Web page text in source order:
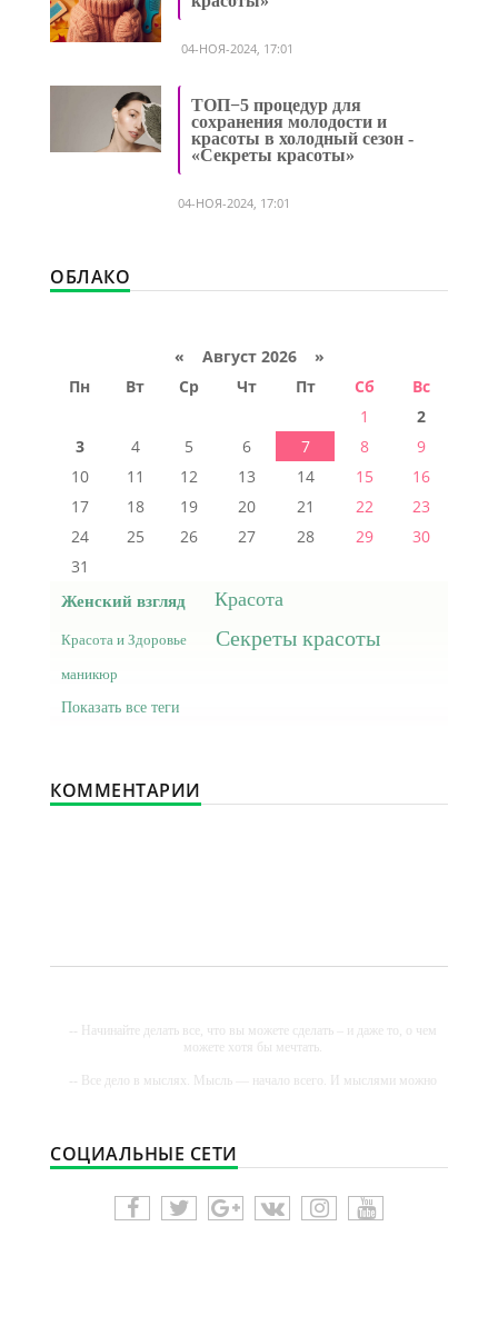
04-НОЯ-2024, 17:01
ТОП−5 процедур для
сохранения молодости и
красоты в холодный сезон -
«Секреты красоты»
04-НОЯ-2024, 17:01
ОБЛАКО
« Август 2026 »
Пн
Вт Ср Чт Пт Сб
Вс
1
2
3
4 5 6 7 8
9
10
11 12 13 14 15
16
17
18 19 20 21 22
23
24
25 26 27 28 29
30
31
Женский взгляд Красота
Красота и Здоровье Секреты красоты
маникюр
Показать все теги
КОММЕНТАРИИ
-- Начинайте делать все, что вы можете сделать – и даже то, о чем
можете хотя бы мечтать.
-- Все дело в мыслях. Мысль — начало всего. И мыслями можно
-- Идите уверенно по направлению к мечте. Живите той жизнью,
которую вы сами себе придумали.
-- Самое большое богатство — это ум. Самая большая нищета —
глупость. Из всех страхов самый пугающий — самолюбование.
СОЦИАЛЬНЫЕ СЕТИ